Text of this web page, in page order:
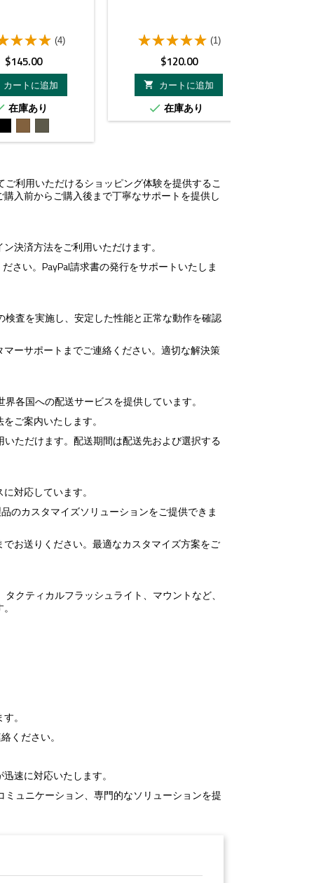
(4)
価
格
$145.00
カートに追加
在庫あり
ラ
(1)
価
格
$120.00

カートに追加
 在庫あり
利用いただけるショッピング体験を提供するこ
入前からご購入後まで丁寧なサポートを提供し
決済方法をご利用いただけます。
さい。PayPal請求書の発行をサポートいたしま
検査を実施し、安定した性能と正常な動作を確認
ーサポートまでご連絡ください。適切な解決策
各国への配送サービスを提供しています。
ご案内いたします。
いただけます。配送期間は配送先および選択する
対応しています。
のカスタマイズソリューションをご提供できま
でお送りください。最適なカスタマイズ方案をご
クティカルフラッシュライト、マウントなど、
。
ください。
速に対応いたします。
ュニケーション、専門的なソリューションを提